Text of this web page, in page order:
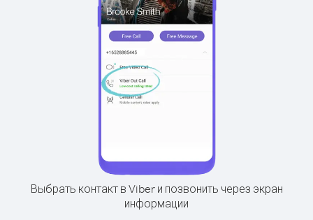
Выбрать контакт в Viber и позвонить через экран
информации